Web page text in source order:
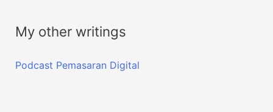
My other writings
Podcast Pemasaran Digital